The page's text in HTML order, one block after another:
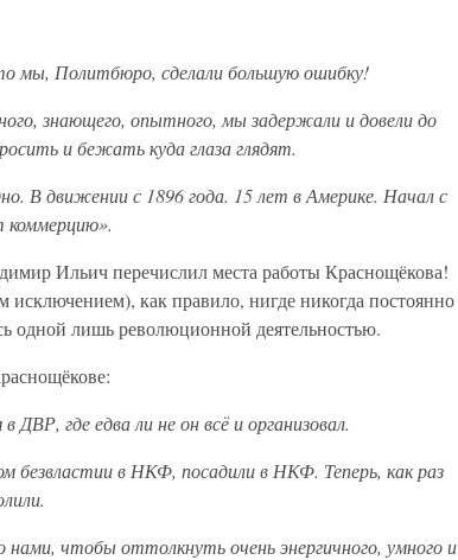
мы, Политбюро, сделали большую ошибку!
знающего, опытного, мы задержали и довели до
и бежать куда глаза глядят.
В движении с 1896 года. 15 лет в Америке. Начал с
коммерцию».
Ильич перечислил места работы Краснощёкова!
исключением), как правило, нигде никогда постоянно
одной лишь революционной деятельностью.
где едва ли не он всё и организовал.
безвластии в НКФ, посадили в НКФ. Теперь, как раз
чтобы оттолкнуть очень энергичного, умного и